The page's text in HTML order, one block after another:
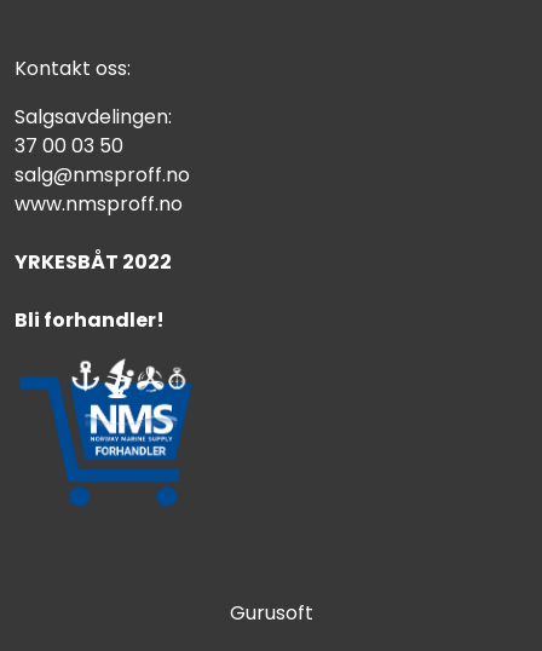
Kontakt oss:
Salgsavdelingen:
37 00 03 50
salg@nmsproff.no
www.nmsproff.no
YRKESBÅT 2022
Bli forhandler!
Gurusoft